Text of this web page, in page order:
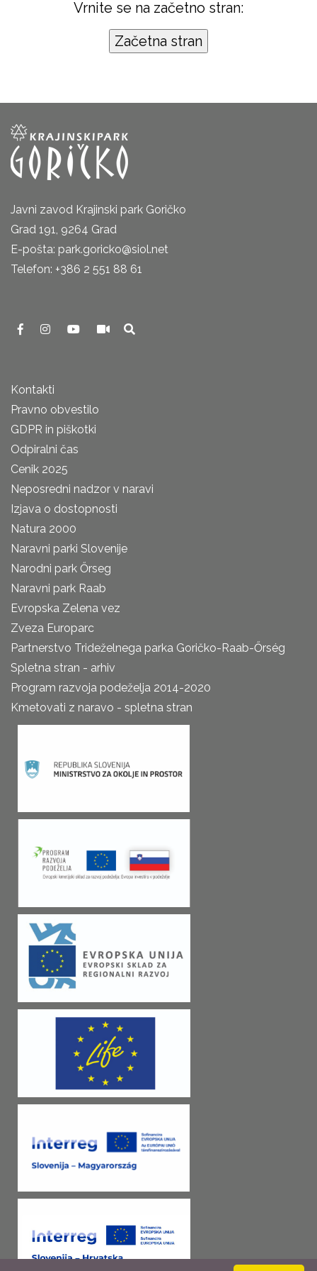
Vrnite se na začetno stran:
Javni zavod Krajinski park Goričko
Grad 191, 9264 Grad
E-pošta: park.goricko@siol.net
Telefon: +386 2 551 88 61
Kontakti
Pravno obvestilo
GDPR in piškotki
Odpiralni čas
Cenik 2025
Neposredni nadzor v naravi
Izjava o dostopnosti
Natura 2000
Naravni parki Slovenije
Narodni park Őrseg
Naravni park Raab
Evropska Zelena vez
Zveza Europarc
Partnerstvo Trideželnega parka Goričko-Raab-Őrség
Spletna stran - arhiv
Program razvoja podeželja 2014-2020
Kmetovati z naravo - spletna stran